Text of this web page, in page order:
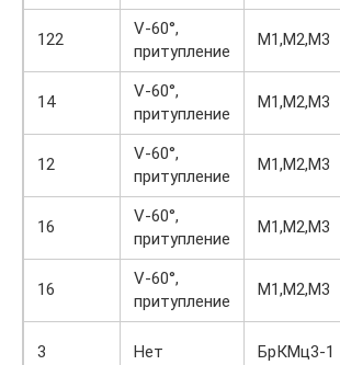
122
V-60°,
притупление
М1,М2,М3
14
V-60°,
притупление
М1,М2,М3
12
V-60°,
притупление
М1,М2,М3
16
V-60°,
притупление
М1,М2,М3
16
V-60°,
притупление
М1,М2,М3
3 Нет БрКМц3-1